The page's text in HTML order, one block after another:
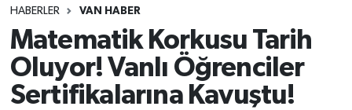
HABERLER VAN HABER
Matematik Korkusu Tarih
Oluyor! Vanlı Öğrenciler
Sertifikalarına Kavuştu!
Puan Durumu ve Fikstür
Tüm Manşetler
Son Dakika Haberleri